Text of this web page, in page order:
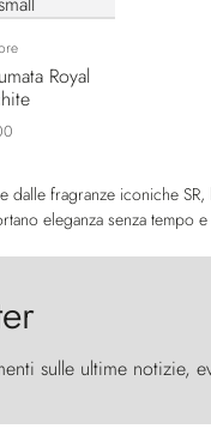
Royal
dalle fragranze iconiche
eleganza senza tempo
sulle ultime notizie,